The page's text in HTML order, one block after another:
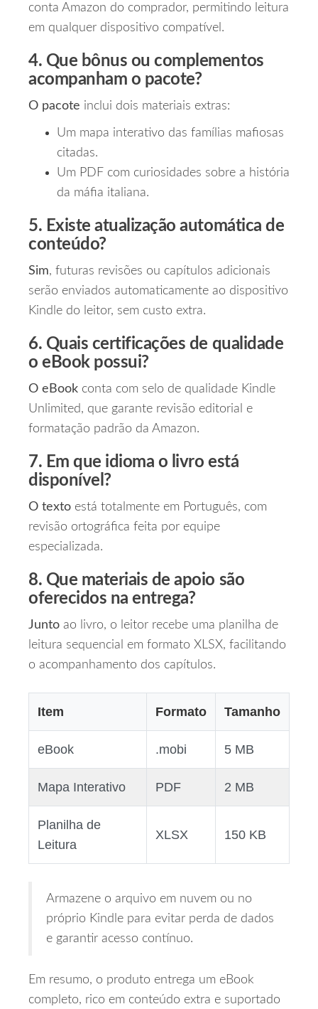
conta Amazon do comprador, permitindo leitura
em qualquer dispositivo compatível.
4. Que bônus ou complementos
acompanham o pacote?
O pacote inclui dois materiais extras:
Um mapa interativo das famílias mafiosas
citadas.
Um PDF com curiosidades sobre a história
da máfia italiana.
5. Existe atualização automática de
conteúdo?
Sim, futuras revisões ou capítulos adicionais
serão enviados automaticamente ao dispositivo
Kindle do leitor, sem custo extra.
6. Quais certificações de qualidade
o eBook possui?
O eBook conta com selo de qualidade Kindle
Unlimited, que garante revisão editorial e
formatação padrão da Amazon.
7. Em que idioma o livro está
disponível?
O texto está totalmente em Português, com
revisão ortográfica feita por equipe
especializada.
8. Que materiais de apoio são
oferecidos na entrega?
Junto ao livro, o leitor recebe uma planilha de
leitura sequencial em formato XLSX, facilitando
o acompanhamento dos capítulos.
Item Formato Tamanho
eBook .mobi 5 MB
Mapa Interativo PDF 2 MB
Planilha de
Leitura
XLSX 150 KB
Armazene o arquivo em nuvem ou no
próprio Kindle para evitar perda de dados
e garantir acesso contínuo.
Em resumo, o produto entrega um eBook
completo, rico em conteúdo extra e suportado